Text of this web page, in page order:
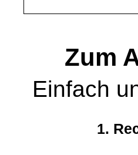
Zum
Einfach
1.